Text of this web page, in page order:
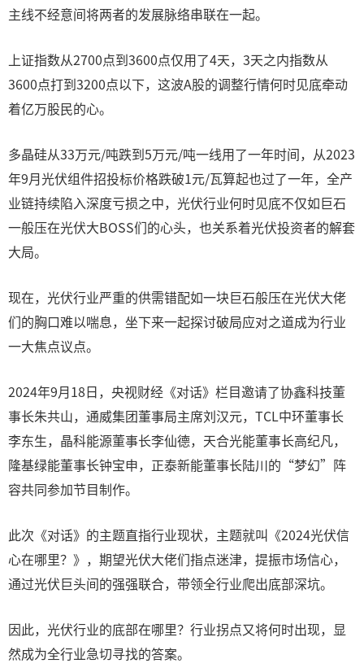
主线不经意间将两者的发展脉络串联在一起。
上证指数从2700点到3600点仅用了4天，3天之内指数从
3600点打到3200点以下，这波A股的调整行情何时见底牵动
着亿万股民的心。
多晶硅从33万元/吨跌到5万元/吨一线用了一年时间，从2023
年9月光伏组件招投标价格跌破1元/瓦算起也过了一年，全产
业链持续陷入深度亏损之中，光伏行业何时见底不仅如巨石
一般压在光伏大BOSS们的心头，也关系着光伏投资者的解套
大局。
现在，光伏行业严重的供需错配如一块巨石般压在光伏大佬
们的胸口难以喘息，坐下来一起探讨破局应对之道成为行业
一大焦点议点。
2024年9月18日，央视财经《对话》栏目邀请了协鑫科技董
事长朱共山，通威集团董事局主席刘汉元，TCL中环董事长
李东生，晶科能源董事长李仙德，天合光能董事长高纪凡，
隆基绿能董事长钟宝申，正泰新能董事长陆川的“梦幻”阵
容共同参加节目制作。
此次《对话》的主题直指行业现状，主题就叫《2024光伏信
心在哪里？》，期望光伏大佬们指点迷津，提振市场信心，
通过光伏巨头间的强强联合，带领全行业爬出底部深坑。
因此，光伏行业的底部在哪里？行业拐点又将何时出现，显
然成为全行业急切寻找的答案。